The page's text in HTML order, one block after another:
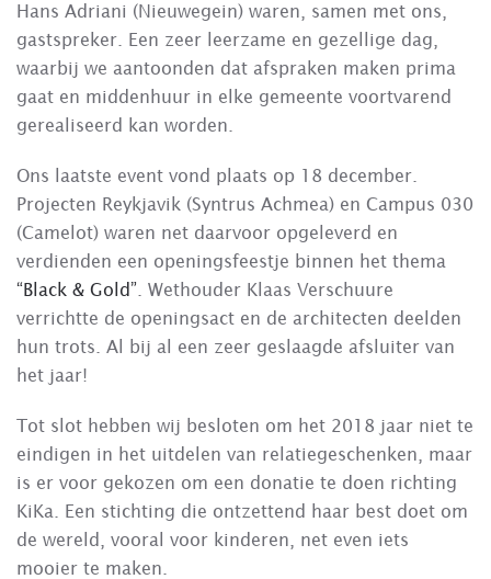
Hans Adriani (Nieuwegein) waren, samen met ons,
gastspreker. Een zeer leerzame en gezellige dag,
waarbij we aantoonden dat afspraken maken prima
gaat en middenhuur in elke gemeente voortvarend
gerealiseerd kan worden.
Ons laatste event vond plaats op 18 december.
Projecten Reykjavik (Syntrus Achmea) en Campus 030
(Camelot) waren net daarvoor opgeleverd en
verdienden een openingsfeestje binnen het thema
“Black & Gold” . Wethouder Klaas Verschuure
verrichtte de openingsact en de architecten deelden
hun trots. Al bij al een zeer geslaagde afsluiter van
het jaar!
Tot slot hebben wij besloten om het 2018 jaar niet te
eindigen in het uitdelen van relatiegeschenken, maar
is er voor gekozen om een donatie te doen richting
KiKa. Een stichting die ontzettend haar best doet om
de wereld, vooral voor kinderen, net even iets
mooier te maken.